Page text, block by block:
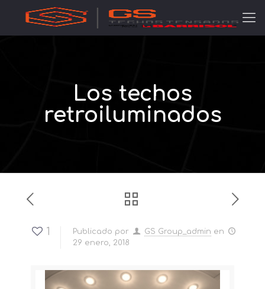
Los techos
retroiluminados
1 Publicado por GS Group_admin en
29 enero, 2018